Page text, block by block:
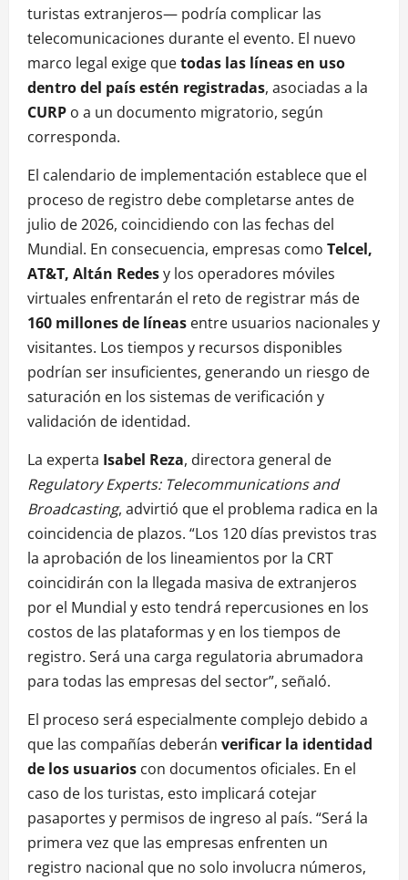
turistas extranjeros— podría complicar las
telecomunicaciones durante el evento. El nuevo
marco legal exige quetodas las líneas en uso
dentro del país estén registradas, asociadas a la
CURP o a un documento migratorio, según
corresponda.
El calendario de implementación establece que el
proceso de registro debe completarse antes de
julio de 2026, coincidiendo con las fechas del
Mundial. En consecuencia, empresas como Telcel,
AT&T, Altán Redesy los operadores móviles
virtuales enfrentarán el reto de registrar más de
160 millones de líneas entre usuarios nacionales y
visitantes. Los tiempos y recursos disponibles
podrían ser insuficientes, generando un riesgo de
saturación en los sistemas de verificación y
validación de identidad.
La experta Isabel Reza, directora general de
Regulatory Experts: Telecommunications and
Broadcasting, advirtió que el problema radica en la
coincidencia de plazos. “Los 120 días previstos tras
la aprobación de los lineamientos por la CRT
coincidirán con la llegada masiva de extranjeros
por el Mundial y esto tendrá repercusiones en los
costos de las plataformas y en los tiempos de
registro. Será una carga regulatoria abrumadora
para todas las empresas del sector”, señaló.
El proceso será especialmente complejo debido a
que las compañías deberán verificar la identidad
de los usuarios con documentos oficiales. En el
caso de los turistas, esto implicará cotejar
pasaportes y permisos de ingreso al país. “Será la
primera vez que las empresas enfrenten un
registro nacional que no solo involucra números,